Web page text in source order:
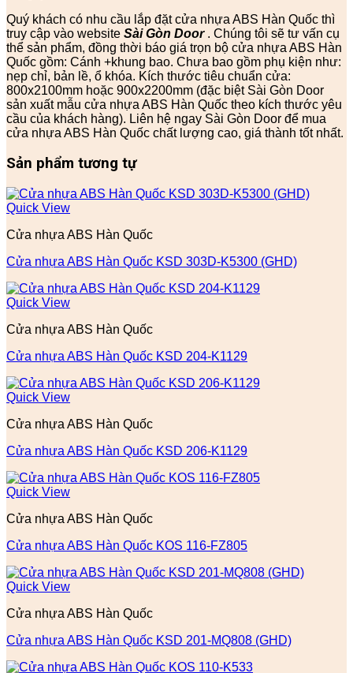
Quý khách có nhu cầu lắp đặt cửa nhựa ABS Hàn Quốc thì
truy cập vào website Sài Gòn Door. Chúng tôi sẽ tư vấn cụ
thể sản phẩm, đồng thời báo giá trọn bộ cửa nhựa ABS Hàn
Quốc gồm: Cánh +khung bao. Chưa bao gồm phụ kiện như:
nẹp chỉ, bản lề, ổ khóa. Kích thước tiêu chuẩn cửa:
800x2100mm hoặc 900x2200mm (đặc biệt Sài Gòn Door
sản xuất mẫu cửa nhựa ABS Hàn Quốc theo kích thước yêu
cầu của khách hàng). Liên hệ ngay Sài Gòn Door để mua
cửa nhựa ABS Hàn Quốc chất lượng cao, giá thành tốt nhất.
Sản phẩm tương tự
Quick View
Cửa nhựa ABS Hàn Quốc
Cửa nhựa ABS Hàn Quốc KSD 303D-K5300 (GHD)
Quick View
Cửa nhựa ABS Hàn Quốc
Cửa nhựa ABS Hàn Quốc KSD 204-K1129
Quick View
Cửa nhựa ABS Hàn Quốc
Cửa nhựa ABS Hàn Quốc KSD 206-K1129
Quick View
Cửa nhựa ABS Hàn Quốc
Cửa nhựa ABS Hàn Quốc KOS 116-FZ805
Quick View
Cửa nhựa ABS Hàn Quốc
Cửa nhựa ABS Hàn Quốc KSD 201-MQ808 (GHD)